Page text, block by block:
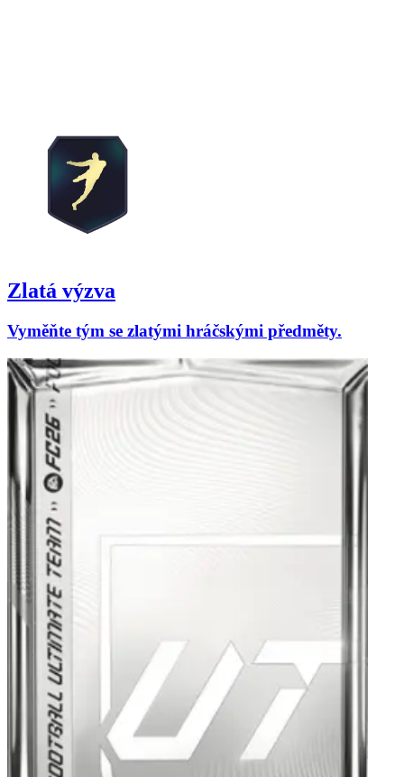
Zlatá výzva
Vyměňte tým se zlatými hráčskými předměty.